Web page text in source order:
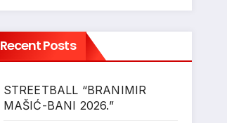
Recent Posts
STREETBALL “BRANIMIR
MAŠIĆ-BANI 2026.”